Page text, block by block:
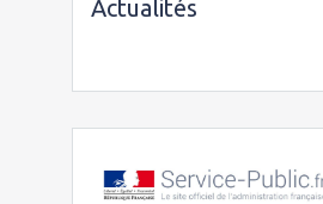
Actualités